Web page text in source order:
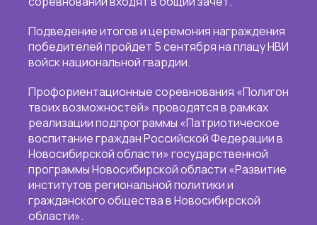
Подведение итогов и церемония награждения
победителей пройдет 5 сентября на плацу НВИ
войск национальной гвардии.
Профориентационные соревнования «Полигон
твоих возможностей» проводятся в рамках
реализации подпрограммы «Патриотическое
воспитание граждан Российской Федерации в
Новосибирской области» государственной
программы Новосибирской области «Развитие
институтов региональной политики и
гражданского общества в Новосибирской
области».